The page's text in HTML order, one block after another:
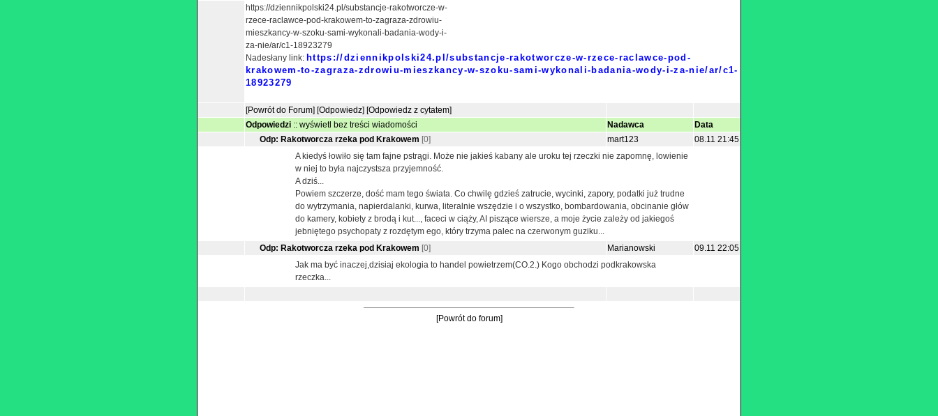
https://dziennikpolski24.pl/substancje-rakotworcze-w-
rzece-raclawce-pod-krakowem-to-zagraza-zdrowiu-
mieszkancy-w-szoku-sami-wykonali-badania-wody-i-
za-nie/ar/c1-18923279
Nadesłany link: https://dziennikpolski24.pl/substancje-rakotworcze-w-rzece-raclawce-pod-
krakowem-to-zagraza-zdrowiu-mieszkancy-w-szoku-sami-wykonali-badania-wody-i-za-nie/ar/c1-
18923279
[Powrót do Forum] [Odpowiedz] [Odpowiedz z cytatem]
Odpowiedzi :: wyświetl bez treści wiadomości Nadawca
Data
Odp: Rakotworcza rzeka pod Krakowem [0] mart123
08.11 21:45
A kiedyś łowiło się tam fajne pstrągi. Może nie jakieś kabany ale uroku tej rzeczki nie zapomnę, lowienie
w niej to była najczystsza przyjemność.
A dziś...
Powiem szczerze, dość mam tego świata. Co chwilę gdzieś zatrucie, wycinki, zapory, podatki już trudne
do wytrzymania, napierdalanki, kurwa, literalnie wszędzie i o wszystko, bombardowania, obcinanie głów
do kamery, kobiety z brodą i kut..., faceci w ciąży, AI piszące wiersze, a moje życie zależy od jakiegoś
jebniętego psychopaty z rozdętym ego, który trzyma palec na czerwonym guziku...
Odp: Rakotworcza rzeka pod Krakowem [0] Marianowski
09.11 22:05
Jak ma być inaczej,dzisiaj ekologia to handel powietrzem(CO.2.) Kogo obchodzi podkrakowska
rzeczka...
[Powrót do forum]